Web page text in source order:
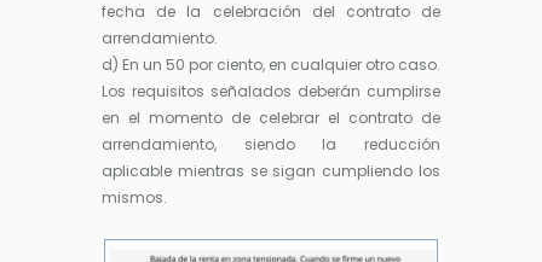
fecha de la celebración del contrato de
arrendamiento.
d) En un 50 por ciento, en cualquier otro caso.
Los requisitos señalados deberán cumplirse
en el momento de celebrar el contrato de
arrendamiento, siendo la reducción
aplicable mientras se sigan cumpliendo los
mismos.